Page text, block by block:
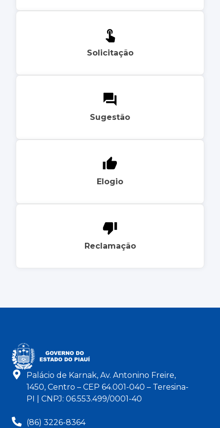
Solicitação
Sugestão
Elogio
Reclamação
Palácio de Karnak, Av. Antonino Freire,
1450, Centro – CEP 64.001-040 – Teresina-
PI | CNPJ: 06.553.499/0001-40
(86) 3226-8364